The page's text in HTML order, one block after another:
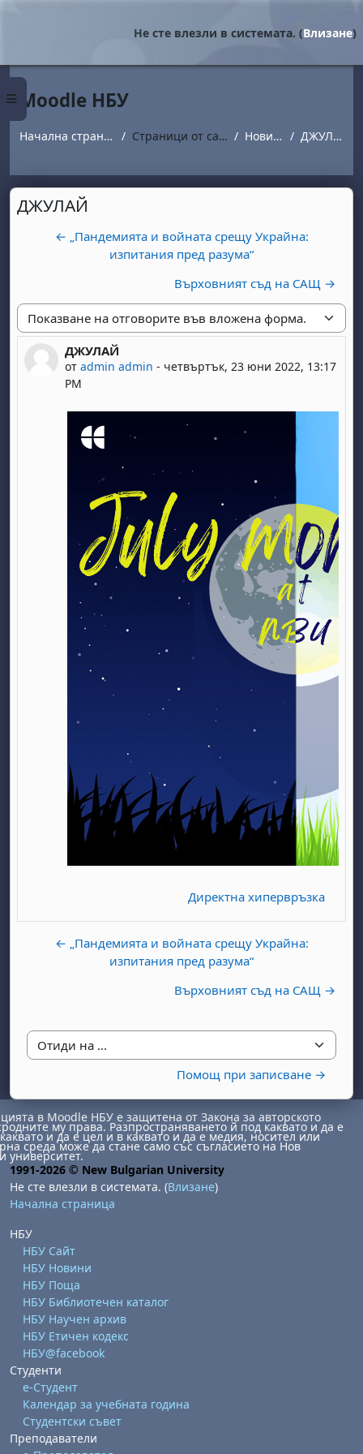
Страничен панел
Не сте влезли в системата. (Влизане)
Moodle НБУ
Начална страница Страници от сайта Новини ДЖУЛАЙ
ДЖУЛАЙ
← „Пандемията и войната срещу Украйна:
изпитания пред разума“
Върховният съд на САЩ →
Начин на показване
ДЖУЛАЙ
отadmin admin - четвъртък, 23 юни 2022, 13:17
PM
Number of replies: 0
Директна хипервръзка
← „Пандемията и войната срещу Украйна:
изпитания пред разума“
Върховният съд на САЩ →
Отиди на ...
Помощ при записване →
1 август
неделя, 2 август
август
август
15 август
неделя, 16 август
август
август
22 август
неделя, 23 август
в Moodle НБУ е защитена от Закона за авторското
му права. Разпространяването й под каквато и да е
и да е цел и в каквато и да е медия, носител или
среда може да стане само със съгласието на Нов
университет.
1991-2026 © New Bulgarian University
Не сте влезли в системата. (Влизане)
Начална страница
НБУ
НБУ Сайт
НБУ Новини
НБУ Поща
НБУ Библиотечен каталог
НБУ Научен архив
НБУ Етичен кодекс
НБУ@facebook
Студенти
е-Студент
Календар за учебната година
Студентски съвет
Преподаватели